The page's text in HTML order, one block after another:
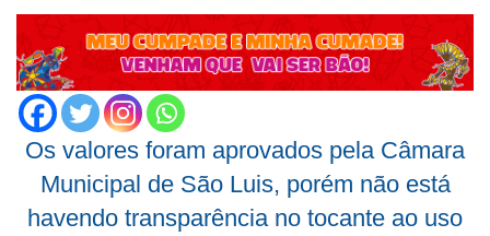
Os valores foram aprovados pela Câmara
Municipal de São Luis, porém não está
havendo transparência no tocante ao uso